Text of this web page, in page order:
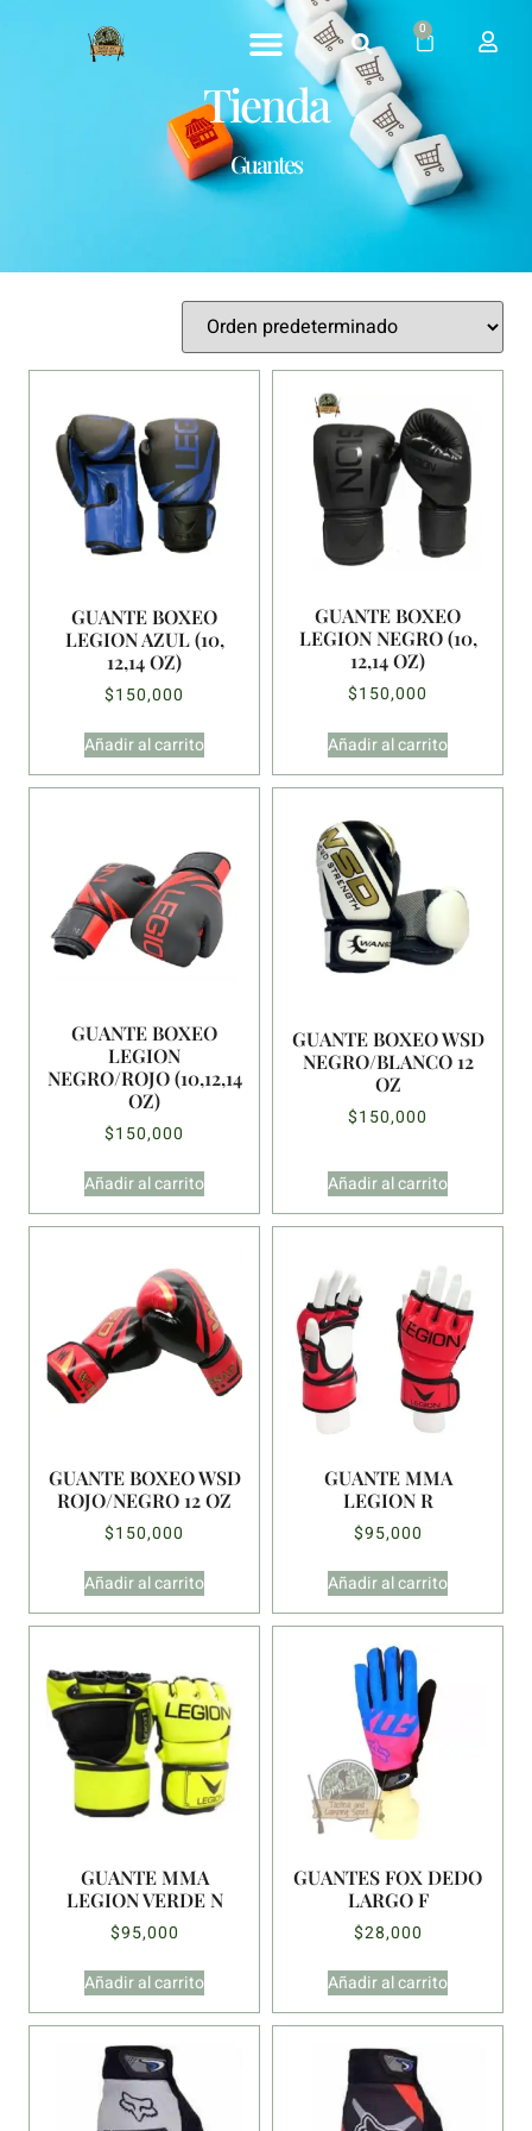
0
Tienda
Guantes
GUANTE BOXEO
LEGION AZUL (10,
12,14 OZ)
$150,000
Añadir al carrito
GUANTE BOXEO
LEGION NEGRO (10,
12,14 OZ)
$150,000
Añadir al carrito
GUANTE BOXEO
LEGION
NEGRO/ROJO (10,12,14
OZ)
$150,000
Añadir al carrito
GUANTE BOXEO WSD
NEGRO/BLANCO 12
OZ
$150,000
Añadir al carrito
GUANTE BOXEO WSD
ROJO/NEGRO 12 OZ
$150,000
Añadir al carrito
GUANTE MMA
LEGION R
$95,000
Añadir al carrito
GUANTE MMA
LEGION VERDE N
$95,000
Añadir al carrito
GUANTES FOX DEDO
LARGO F
$28,000
Añadir al carrito